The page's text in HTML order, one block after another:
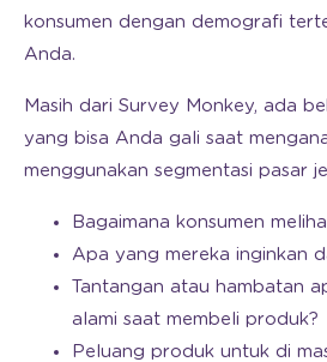
konsumen dengan demografi
Anda.
Masih dari Survey Monkey, ada
yang bisa Anda gali saat
menggunakan segmentasi pasar
Bagaimana konsumen
Apa yang mereka inginkan
Tantangan atau hambatan
alami saat membeli produk?
Peluang produk untuk di